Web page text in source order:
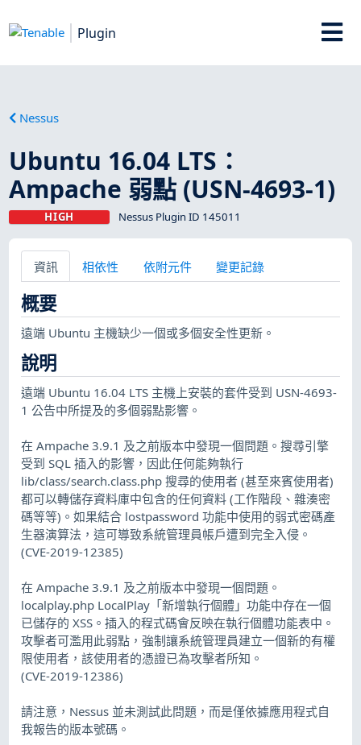
Plugin
Nessus
Ubuntu 16.04 LTS：
Ampache 弱點 (USN-4693-1)
HIGH Nessus Plugin ID 145011
資訊 相依性 依附元件 變更記錄
概要
遠端 Ubuntu 主機缺少一個或多個安全性更新。
說明
遠端 Ubuntu 16.04 LTS 主機上安裝的套件受到 USN-4693-
1 公告中所提及的多個弱點影響。
在 Ampache 3.9.1 及之前版本中發現一個問題。搜尋引擎
受到 SQL 插入的影響，因此任何能夠執行
lib/class/search.class.php 搜尋的使用者 (甚至來賓使用者)
都可以轉儲存資料庫中包含的任何資料 (工作階段、雜湊密
碼等等)。如果結合 lostpassword 功能中使用的弱式密碼產
生器演算法，這可導致系統管理員帳戶遭到完全入侵。
(CVE-2019-12385)
在 Ampache 3.9.1 及之前版本中發現一個問題。
localplay.php LocalPlay「新增執行個體」功能中存在一個
已儲存的 XSS。插入的程式碼會反映在執行個體功能表中。
攻擊者可濫用此弱點，強制讓系統管理員建立一個新的有權
限使用者，該使用者的憑證已為攻擊者所知。
(CVE-2019-12386)
請注意，Nessus 並未測試此問題，而是僅依據應用程式自
我報告的版本號碼。